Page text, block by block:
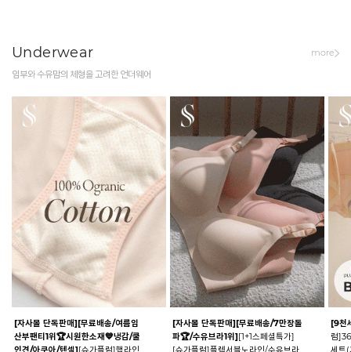
Underwear
임부와 수유맘의 체형을 고려한 언더웨어
more
[자사몰 단독판매][무료배송/여름임
산부팬티1위🏆시원한소재💙냉감/쿨
인견/아쿠아/텐셀][슈가플럼]햄라인
[자사몰 단독판매][무료배송/7만장돌
파🏆/수유브라1위][1+1스페셜특가]
[슈가플럼]플렉서블노라인/수유브라
[9천
럼
세트